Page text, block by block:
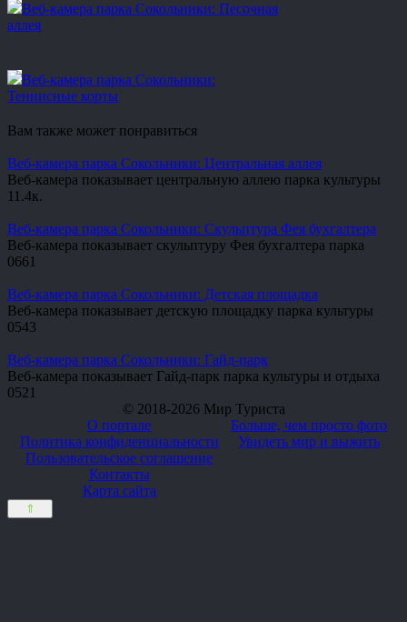
Веб-камера парка Сокольники: Песочная
аллея
Веб-камера парка Сокольники:
Теннисные корты
Вам также может понравиться
Веб-камера парка Сокольники: Центральная аллея
Веб-камера показывает центральную аллею парка культуры
1 1.4к.
Веб-камера парка Сокольники: Скульптура Фея бухгалтера
Веб-камера показывает скульптуру Фея бухгалтера парка
0661
Веб-камера парка Сокольники: Детская площадка
Веб-камера показывает детскую площадку парка культуры
0543
Веб-камера парка Сокольники: Гайд-парк
Веб-камера показывает Гайд-парк парка культуры и отдыха
0521
© 2018-2026 Мир Туриста
О портале
Политика конфиденциальности
Пользовательское соглашение
Контакты
Карта сайта
Больше, чем просто фото
Увидеть мир и выжить